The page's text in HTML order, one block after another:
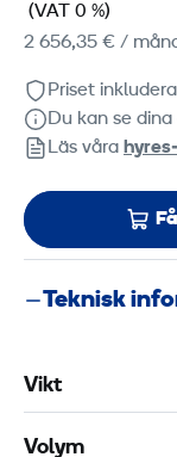
(VAT 0 %)
2 656,35 € /
Priset
Du kan se
Läs våra
Teknisk
Vikt
Volym